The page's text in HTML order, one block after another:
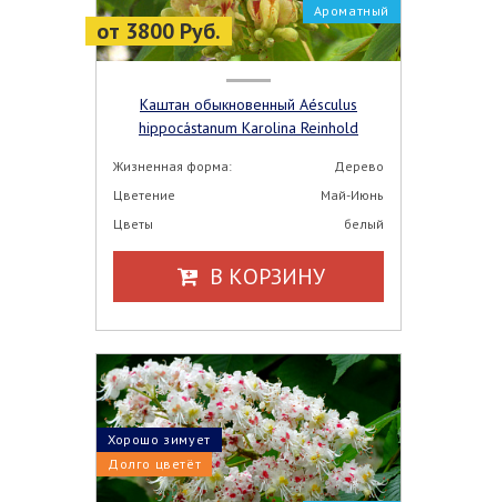
от 3800 Руб.
Ароматный
Каштан обыкновенный Aésculus
hippocástanum Karolina Reinhold
Жизненная форма:
Дерево
Цветение
Май-Июнь
Цветы
белый
В КОРЗИНУ
Долго цветёт
Хорошо зимует